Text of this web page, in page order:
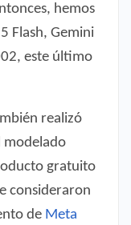
hemos
Flash, Gemini
este último
realizó
modelado
gratuito
consideraron
de Meta